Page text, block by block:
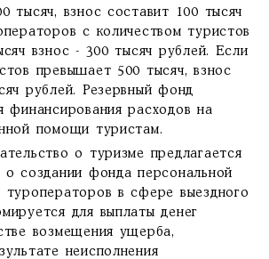
тысяч, взнос составит 100 тысяч
с количеством туристов
взнос - 300 тысяч рублей. Если
превышает 500 тысяч, взнос
рублей. Резервный фонд
финансирования расходов на
помощи туристам.
о туризме предлагается
о создании фонда персональной
туроператоров в сфере выездного
для выплаты денег
возмещения ущерба,
неисполнения